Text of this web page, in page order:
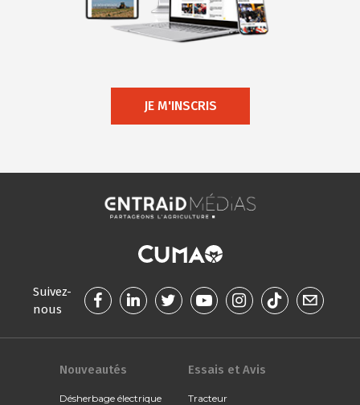
JE M'INSCRIS
Suivez-
nous
Nouveautés
Désherbage électrique
Essais et Avis
Tracteur